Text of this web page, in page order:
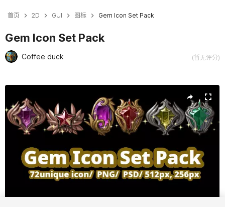
首页 2D GUI 图标 Gem Icon Set Pack
Gem Icon Set Pack
Coffee duck (暂无评分)